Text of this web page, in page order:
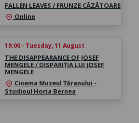
FALLEN LEAVES / FRUNZE CĂZĂTOARE
location_on Online
19:00 - Tuesday, 11 August
THE DISAPPEARANCE OF JOSEF
MENGELE / DISPARIȚIA LUI JOSEF
MENGELE
location_on Cinema Muzeul Țăranului -
Studioul Horia Bernea